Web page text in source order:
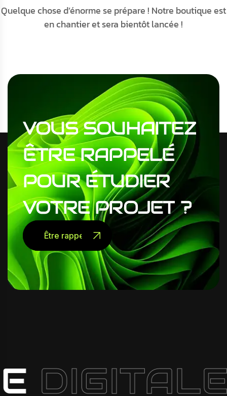
Quelque chose d’énorme se prépare ! Notre boutique est
en chantier et sera bientôt lancée !
VOUS SOUHAITEZ
ÊTRE RAPPELÉ
POUR ÉTUDIER
VOTRE PROJET ?
Être rappelé
DIGITALE